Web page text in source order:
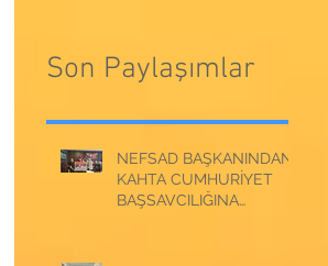
Son Paylaşımlar
NEFSAD BAŞKANINDAN
KAHTA CUMHURİYET
BAŞSAVCILIĞINA